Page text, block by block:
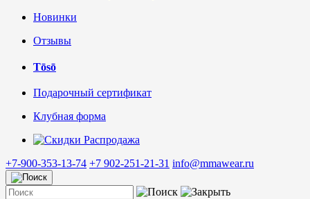
Новинки
Отзывы
Tōsō
Подарочный сертификат
Клубная форма
Распродажа
+7-900-353-13-74 +7 902-251-21-31 info@mmawear.ru